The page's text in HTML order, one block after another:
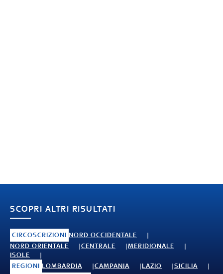
SCOPRI ALTRI RISULTATI
CIRCOSCRIZIONI NORD OCCIDENTALE
NORD ORIENTALE
CENTRALE
MERIDIONALE
ISOLE
REGIONI LOMBARDIA CAMPANIA LAZIO
SICILIA